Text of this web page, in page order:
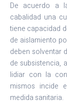
De acuerdo a
cabalidad una
tiene capacidad
de aislamiento
deben solventar
de subsistencia,
lidiar con la
mismos incide
medida sanitaria.